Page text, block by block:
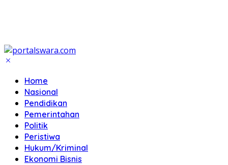
Home
Nasional
Pendidikan
Pemerintahan
Politik
Peristiwa
Hukum/Kriminal
Ekonomi Bisnis